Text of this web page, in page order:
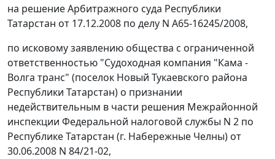
на решение Арбитражного суда Республики
Татарстан от 17.12.2008 по делу N А65-16245/2008,
по исковому заявлению общества с ограниченной
ответственностью "Судоходная компания "Кама -
Волга транс" (поселок Новый Тукаевского района
Республики Татарстан) о признании
недействительным в части решения Межрайонной
инспекции Федеральной налоговой службы N 2 по
Республике Татарстан (г. Набережные Челны) от
30.06.2008 N 84/21-02,